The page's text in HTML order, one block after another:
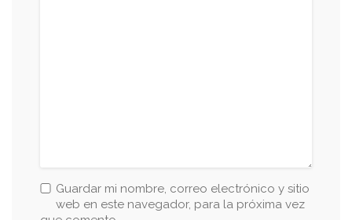
Guardar mi nombre, correo electrónico y sitio
web en este navegador, para la próxima vez